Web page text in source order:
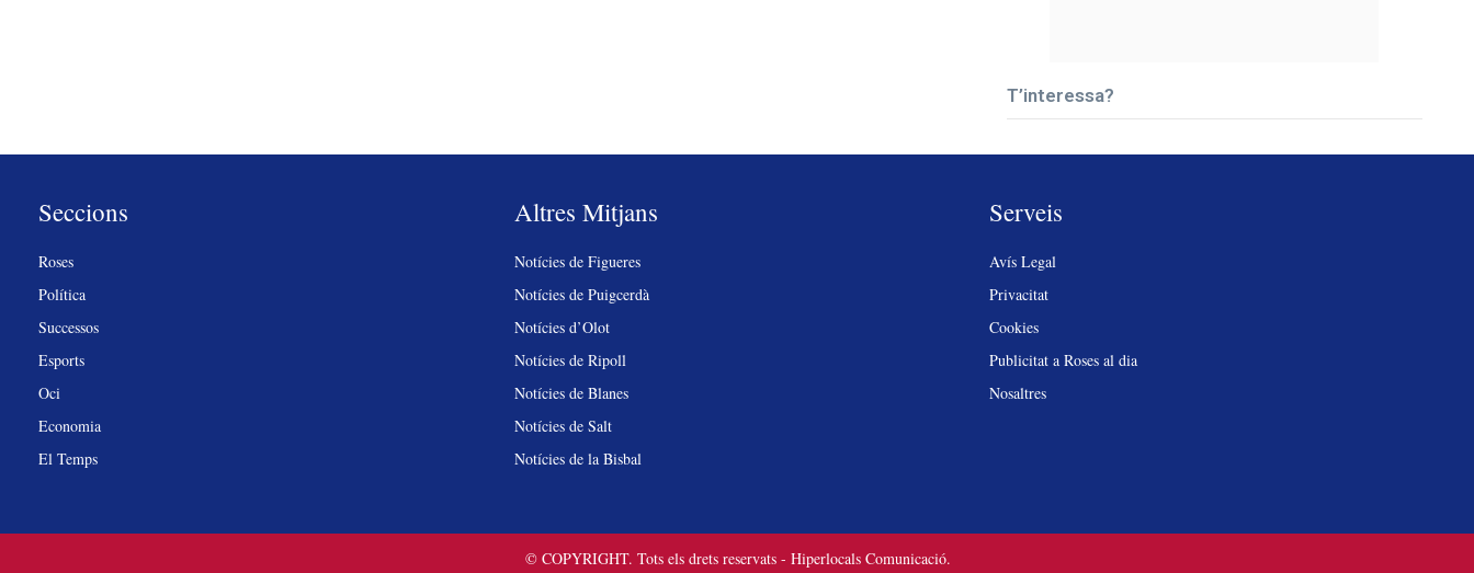
T’interessa?
Seccions
Roses
Política
Successos
Esports
Oci
Economia
El Temps
Altres Mitjans
Notícies de Figueres
Notícies de Puigcerdà
Notícies d’Olot
Notícies de Ripoll
Notícies de Blanes
Notícies de Salt
Notícies de la Bisbal
Serveis
Avís Legal
Privacitat
Cookies
Publicitat a Roses al dia
Nosaltres
© COPYRIGHT. Tots els drets reservats - Hiperlocals Comunicació.